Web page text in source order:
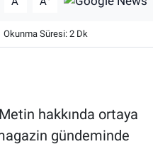
Okunma Süresi: 2 Dk
hakkında ortaya
gündeminde